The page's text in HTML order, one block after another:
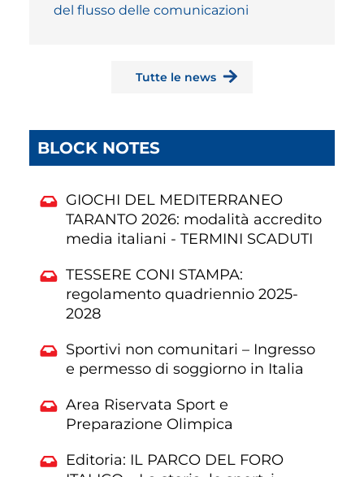
del flusso delle comunicazioni
Tutte le news
BLOCK NOTES
GIOCHI DEL MEDITERRANEO
TARANTO 2026: modalità accredito
media italiani - TERMINI SCADUTI
TESSERE CONI STAMPA:
regolamento quadriennio 2025-
2028
Sportivi non comunitari – Ingresso
e permesso di soggiorno in Italia
Area Riservata Sport e
Preparazione Olimpica
Editoria: IL PARCO DEL FORO